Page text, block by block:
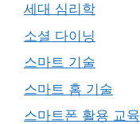
세대 심리학
소셜 다이닝
스마트 기술
스마트 홈 기술
스마트폰 활용 교육